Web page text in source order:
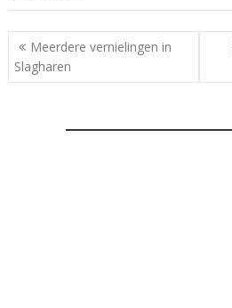
Bericht
navigatie
Meerdere vernielingen in
Slagharen